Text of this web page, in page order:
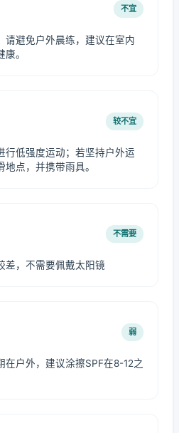
不宜
请避免户外晨练，建议在室内
。
较不宜
行低强度运动；若坚持户外运
点，并携带雨具。
不需要
差，不需要佩戴太阳镜
弱
在户外，建议涂擦SPF在8-12之